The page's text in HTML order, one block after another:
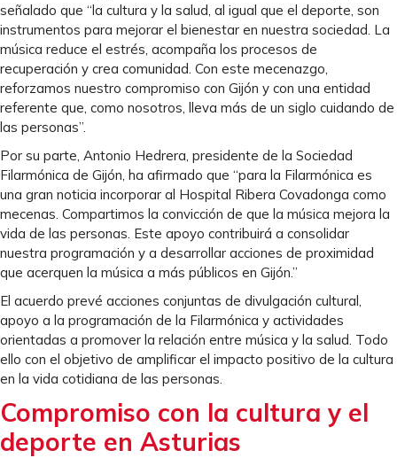
señalado que “la cultura y la salud, al igual que el deporte, son
instrumentos para mejorar el bienestar en nuestra sociedad. La
música reduce el estrés, acompaña los procesos de
recuperación y crea comunidad. Con este mecenazgo,
reforzamos nuestro compromiso con Gijón y con una entidad
referente que, como nosotros, lleva más de un siglo cuidando de
las personas”.
Por su parte, Antonio Hedrera, presidente de la Sociedad
Filarmónica de Gijón, ha afirmado que “para la Filarmónica es
una gran noticia incorporar al Hospital Ribera Covadonga como
mecenas. Compartimos la convicción de que la música mejora la
vida de las personas. Este apoyo contribuirá a consolidar
nuestra programación y a desarrollar acciones de proximidad
que acerquen la música a más públicos en Gijón.”
El acuerdo prevé acciones conjuntas de divulgación cultural,
apoyo a la programación de la Filarmónica y actividades
orientadas a promover la relación entre música y la salud. Todo
ello con el objetivo de amplificar el impacto positivo de la cultura
en la vida cotidiana de las personas.
Compromiso con la cultura y el
deporte en Asturias